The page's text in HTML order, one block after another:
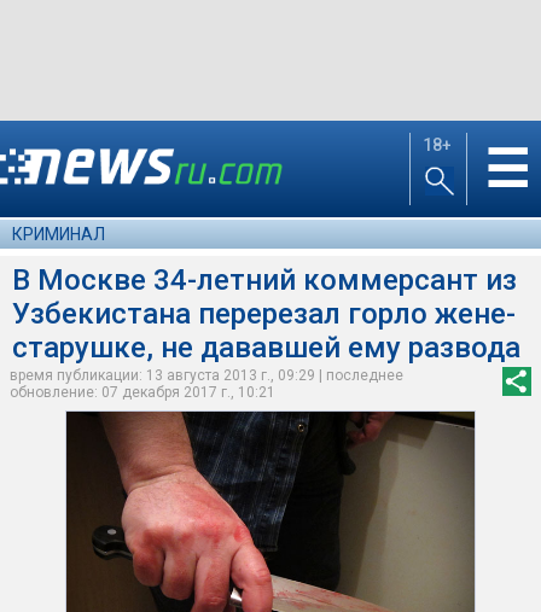
18+ ☰
КРИМИНАЛ
В Москве 34-летний коммерсант из
Узбекистана перерезал горло жене-
старушке, не дававшей ему развода
время публикации: 13 августа 2013 г., 09:29 | последнее
обновление: 07 декабря 2017 г., 10:21